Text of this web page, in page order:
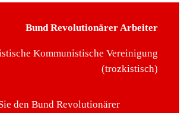
Bund Revolutionärer Arbeiter
Kommunistische Vereinigung
(trozkistisch)
den Bund Revolutionärer